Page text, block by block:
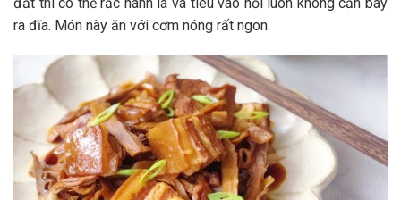
ra đĩa. Món này ăn với cơm nóng rất ngon.